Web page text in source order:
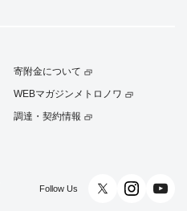
寄附金について
WEBマガジンメトロノワ
調達・契約情報
Follow Us